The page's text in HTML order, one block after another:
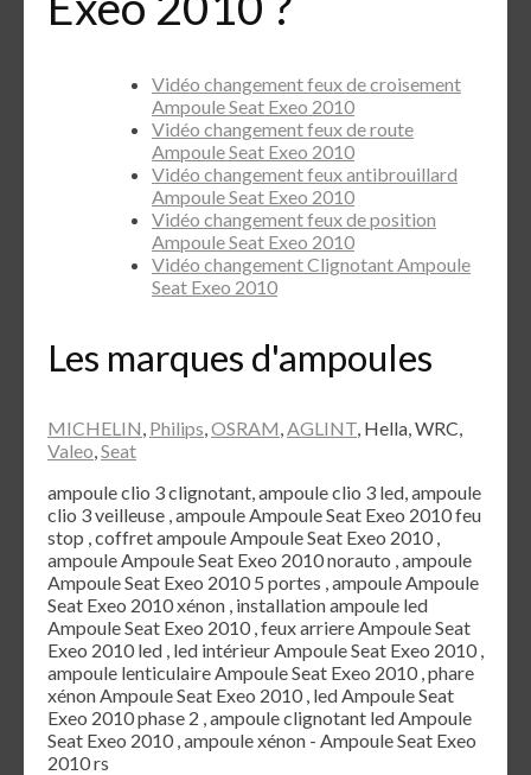
Vidéo changement feux de croisement
Ampoule Seat Exeo 2010
Vidéo changement feux de route
Ampoule Seat Exeo 2010
Vidéo changement feux antibrouillard
Ampoule Seat Exeo 2010
Vidéo changement feux de position
Ampoule Seat Exeo 2010
Vidéo changement Clignotant Ampoule
Seat Exeo 2010
Les marques d'ampoules
MICHELIN, Philips,OSRAM,AGLINT, Hella, WRC,
Valeo,Seat
ampoule clio 3 clignotant, ampoule clio 3 led, ampoule
clio 3 veilleuse , ampoule Ampoule Seat Exeo 2010 feu
stop , coffret ampoule Ampoule Seat Exeo 2010 ,
ampoule Ampoule Seat Exeo 2010 norauto , ampoule
Ampoule Seat Exeo 2010 5 portes , ampoule Ampoule
Seat Exeo 2010 xénon , installation ampoule led
Ampoule Seat Exeo 2010 , feux arriere Ampoule Seat
Exeo 2010 led , led intérieur Ampoule Seat Exeo 2010 ,
ampoule lenticulaire Ampoule Seat Exeo 2010 , phare
xénon Ampoule Seat Exeo 2010 , led Ampoule Seat
Exeo 2010 phase 2 , ampoule clignotant led Ampoule
Seat Exeo 2010 , ampoule xénon - Ampoule Seat Exeo
2010 rs